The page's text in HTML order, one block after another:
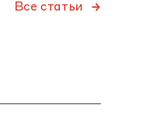
Все статьи